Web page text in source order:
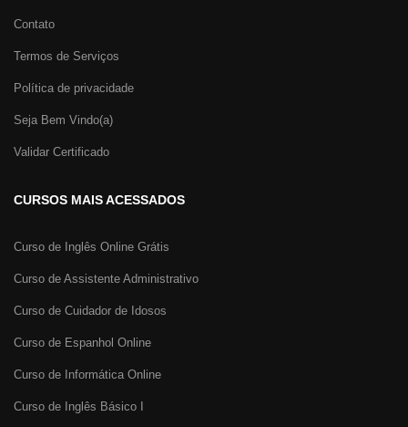
Contato
Termos de Serviços
Política de privacidade
Seja Bem Vindo(a)
Validar Certificado
CURSOS MAIS ACESSADOS
Curso de Inglês Online Grátis
Curso de Assistente Administrativo
Curso de Cuidador de Idosos
Curso de Espanhol Online
Curso de Informática Online
Curso de Inglês Básico I